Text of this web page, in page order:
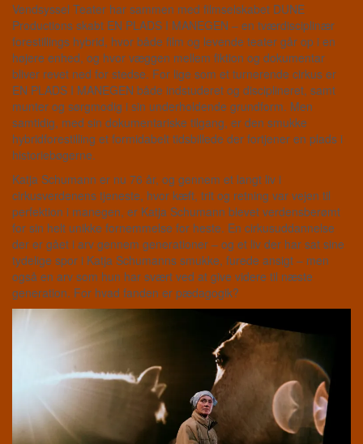
Vendsyssel Teater har sammen med filmselskabet DUNE
Productions skabt EN PLADS I MANEGEN – en tværdisciplinær
forestillings hybrid, hvor både film og levende teater går op i en
højere enhed, og hvor væggen mellem fiktion og dokumentar
bliver revet ned for stedse. For lige som et turnerende cirkus er
EN PLADS I MANEGEN både indstuderet og disciplineret, samt
munter og sørgmodig i sin underholdende grundform. Men
samtidig, med sin dokumentariske tilgang, er den smukke
hybridforestilling et formidabelt tidsbillede der fortjener en plads i
historiebøgerne.
Katja Schumann er nu 76 år, og gennem et langt liv i
cirkusverdenens tjeneste, hvor kæft, trit og retning var vejen til
perfektion i manegen, er Katja Schumann blevet verdensberømt
for sin helt unikke fornemmelse for heste. En cirkusuddannelse
der er gået i arv gennem generationer – og et liv der har sat sine
tydelige spor i Katja Schumanns smukke, furede ansigt – men
også en arv som hun har svært ved at give videre til næste
generation. For hvad fanden er pædagogik?